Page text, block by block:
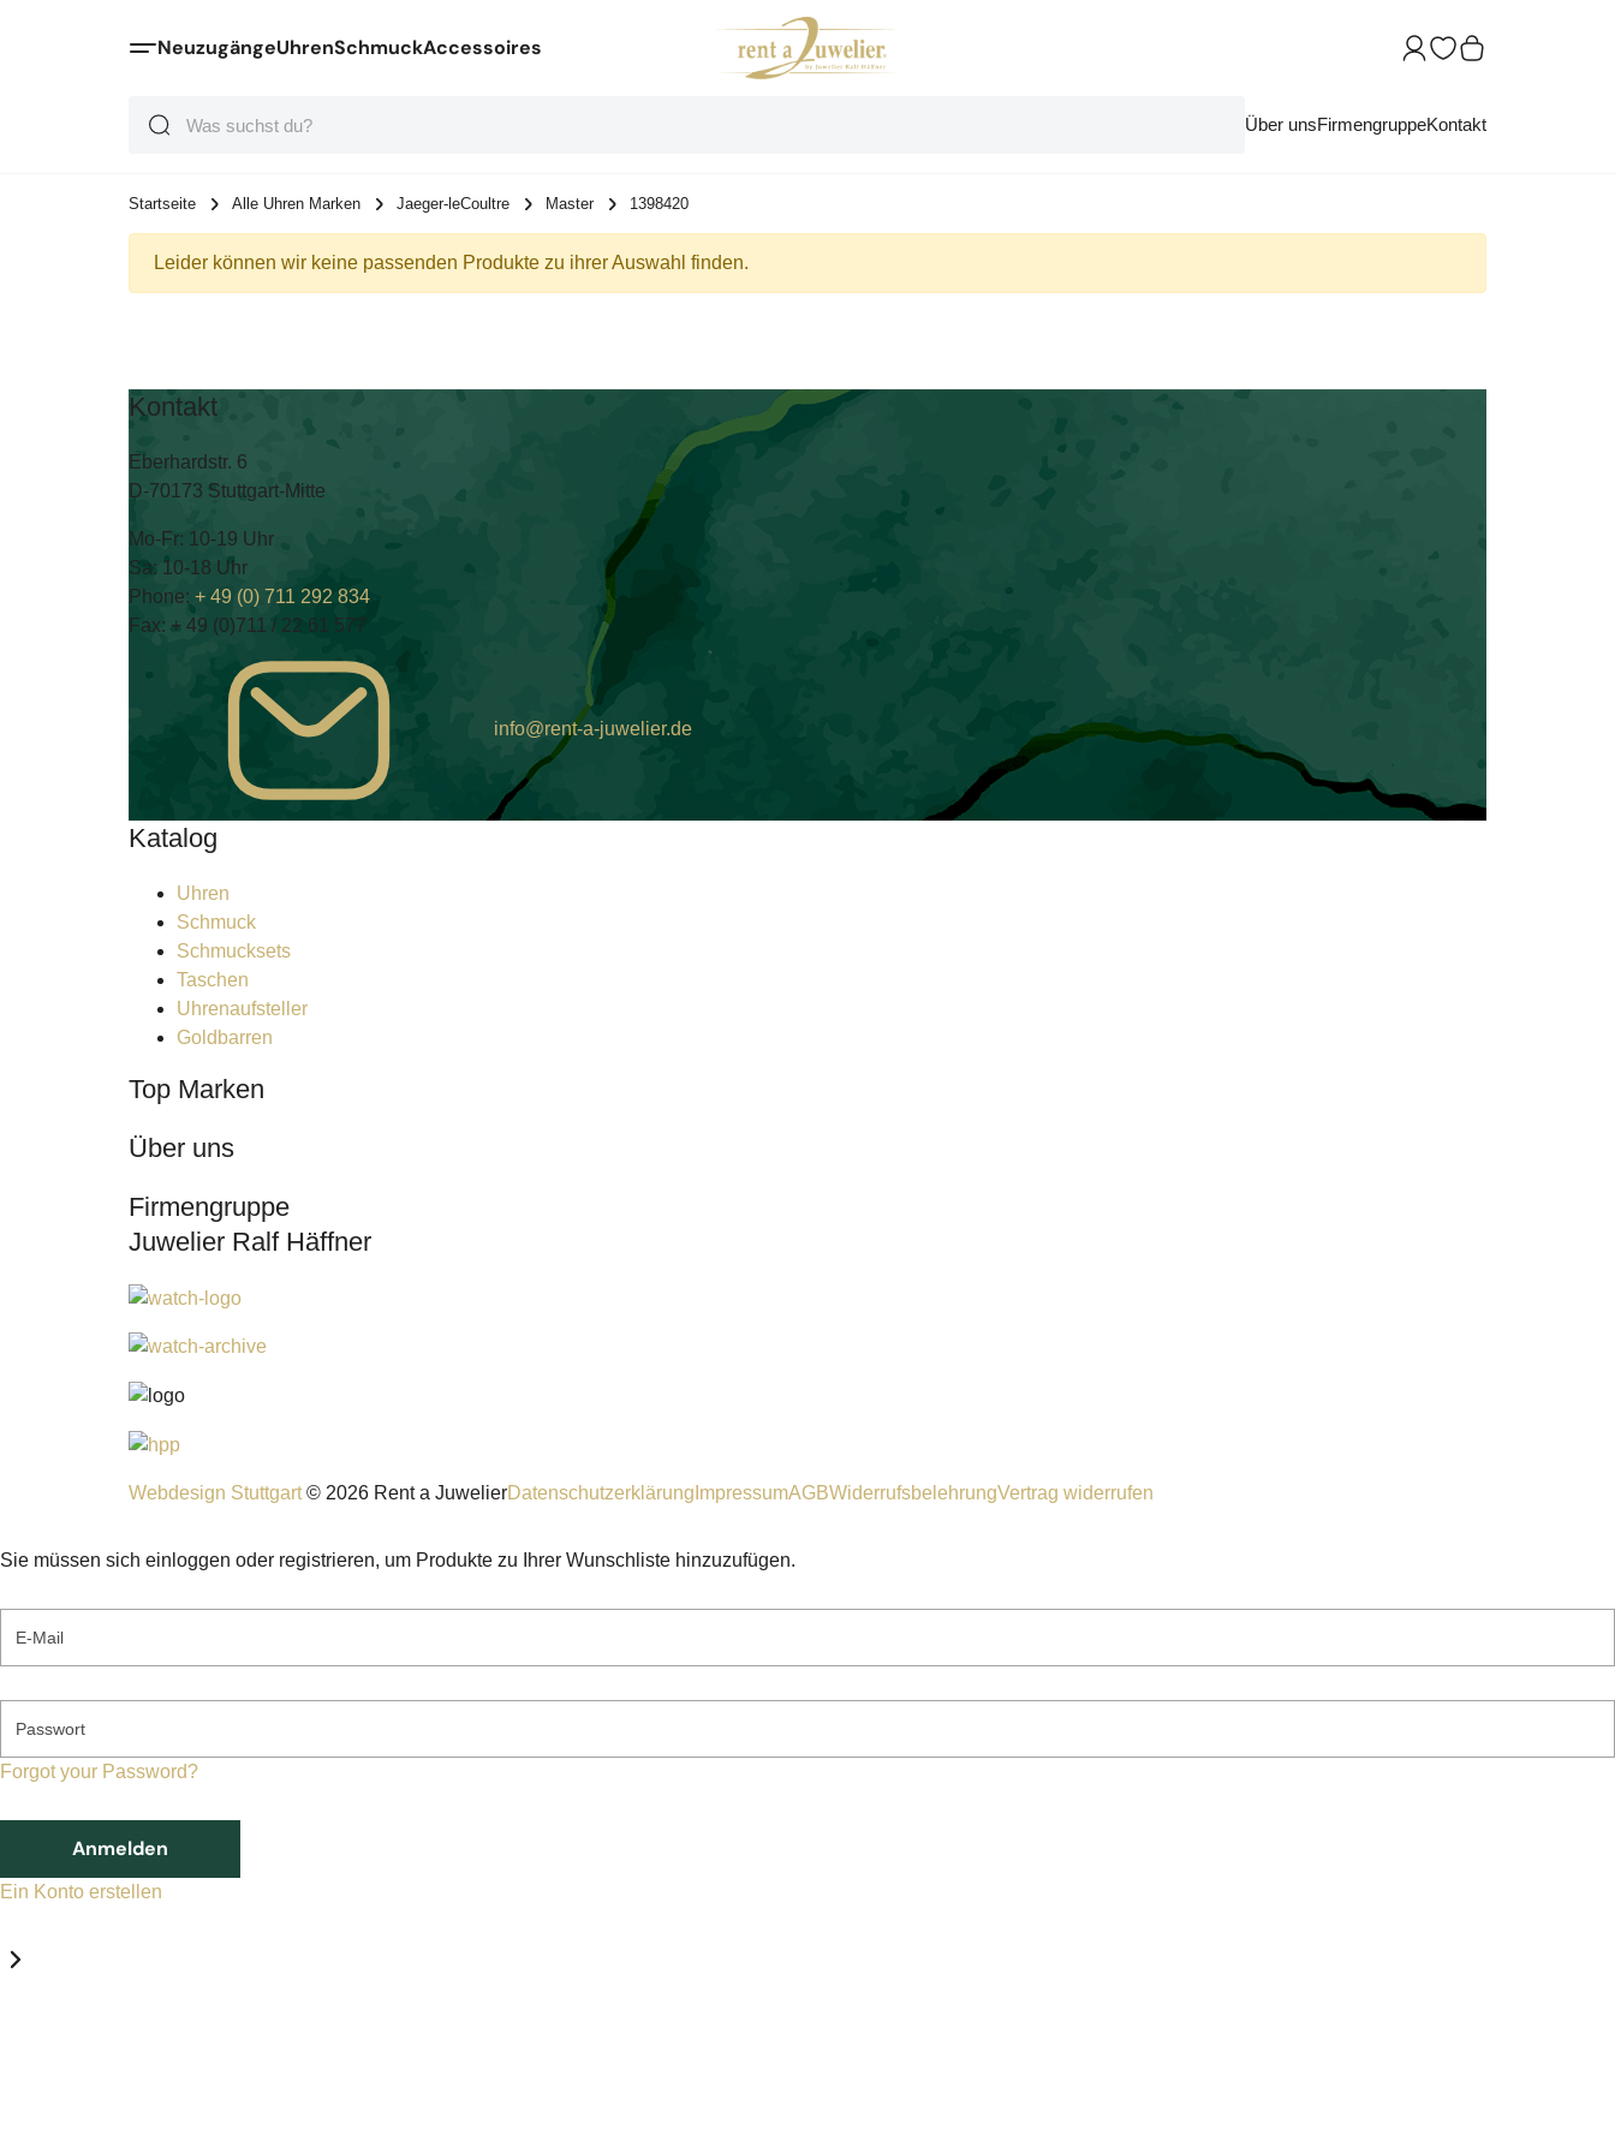
NeuzugängeUhrenSchmuckAccessoires
Suche
Über unsFirmengruppeKontakt
Startseite Alle Uhren Marken Jaeger-leCoultre Master 1398420
Leider können wir keine passenden Produkte zu ihrer Auswahl finden.
Kontakt
Eberhardstr. 6
D-70173 Stuttgart-Mitte
Mo-Fr: 10-19 Uhr
Sa: 10-18 Uhr
Phone: + 49 (0) 711 292 834
Fax: + 49 (0)711 / 22 61 577
info@rent-a-juwelier.de
Katalog
Uhren
Schmuck
Schmucksets
Taschen
Uhrenaufsteller
Goldbarren
Top Marken
Über uns
Firmengruppe
Juwelier Ralf Häffner
Webdesign Stuttgart © 2026 Rent a JuwelierDatenschutzerklärung ImpressumAGBWiderrufsbelehrungVertrag widerrufen
Sie müssen sich einloggen oder registrieren, um Produkte zu Ihrer Wunschliste hinzuzufügen.
E-Mail
Passwort
Forgot your Password?
Anmelden
Ein Konto erstellen